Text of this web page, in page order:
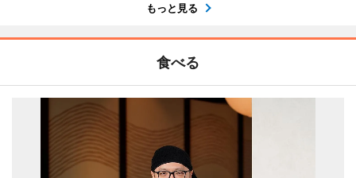
もっと見る
食べる